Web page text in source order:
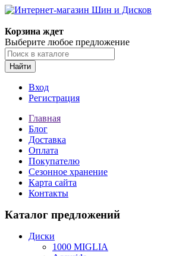
Корзина ждет
Выберите любое предложение
Найти
Вход
Регистрация
Главная
Блог
Доставка
Оплата
Покупателю
Сезонное хранение
Карта сайта
Контакты
Каталог предложений
Диски
1000 MIGLIA